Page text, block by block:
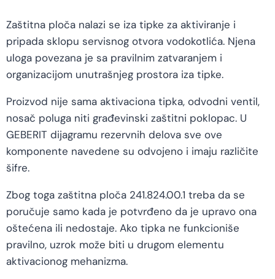
Zaštitna ploča nalazi se iza tipke za aktiviranje i
pripada sklopu servisnog otvora vodokotlića. Njena
uloga povezana je sa pravilnim zatvaranjem i
organizacijom unutrašnjeg prostora iza tipke.
Proizvod nije sama aktivaciona tipka, odvodni ventil,
nosač poluga niti građevinski zaštitni poklopac. U
GEBERIT dijagramu rezervnih delova sve ove
komponente navedene su odvojeno i imaju različite
šifre.
Zbog toga zaštitna ploča 241.824.00.1 treba da se
poručuje samo kada je potvrđeno da je upravo ona
oštećena ili nedostaje. Ako tipka ne funkcioniše
pravilno, uzrok može biti u drugom elementu
aktivacionog mehanizma.